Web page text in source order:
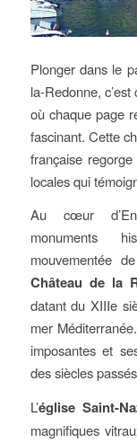
Plonger dans le
la-Redonne,
où chaque page
fascinant. Cette
française
locales qui
Au cœur
monuments
mouvementée
Château de la
datant du XIIIe
mer
imposantes et
des siècles
L’église Saint-
magnifiques